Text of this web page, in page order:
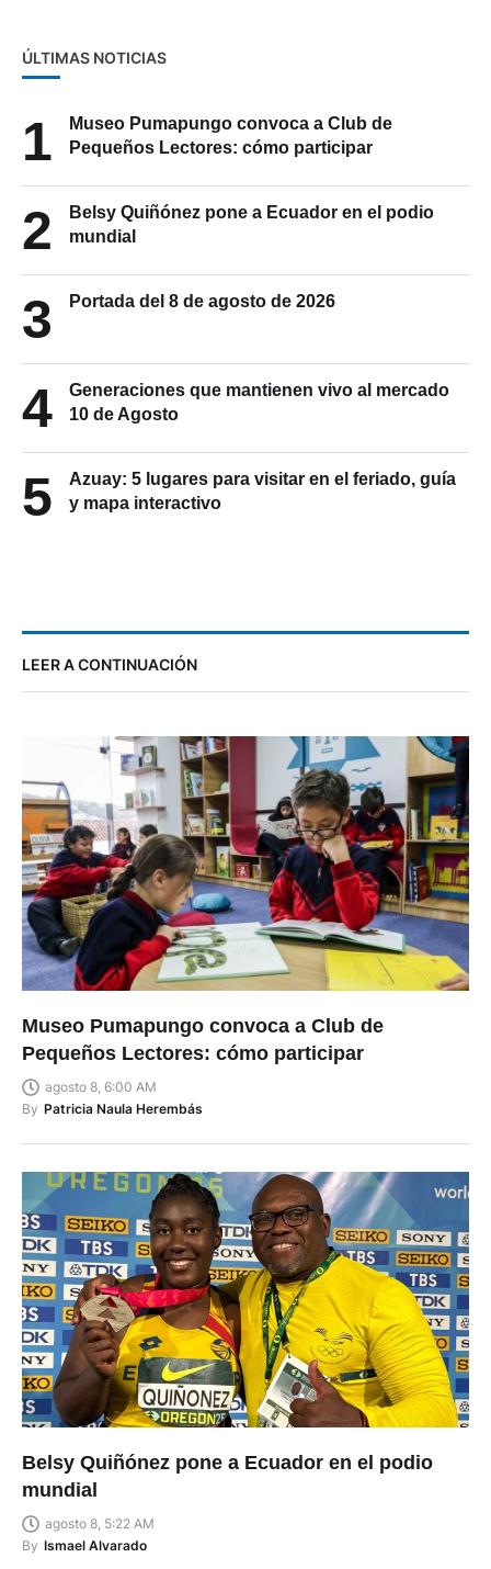
ÚLTIMAS NOTICIAS
1
Museo Pumapungo convoca a Club de
Pequeños Lectores: cómo participar
2
Belsy Quiñónez pone a Ecuador en el podio
mundial
3 Portada del 8 de agosto de 2026
4
Generaciones que mantienen vivo al mercado
10 de Agosto
5
Azuay: 5 lugares para visitar en el feriado, guía
y mapa interactivo
LEER A CONTINUACIÓN
Museo Pumapungo convoca a Club de
Pequeños Lectores: cómo participar
agosto 8, 6:00 AM
By Patricia Naula Herembás
Belsy Quiñónez pone a Ecuador en el podio
mundial
agosto 8, 5:22 AM
By Ismael Alvarado